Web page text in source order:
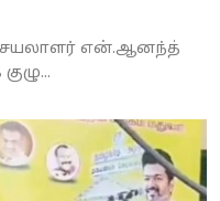
என்.ஆனந்த்